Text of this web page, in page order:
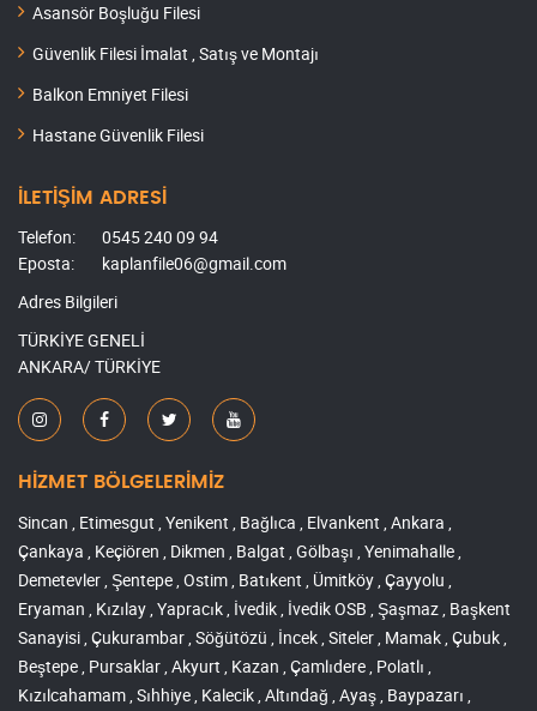
Asansör Boşluğu Filesi
Güvenlik Filesi İmalat , Satış ve Montajı
Balkon Emniyet Filesi
Hastane Güvenlik Filesi
İLETİŞİM ADRESİ
Telefon:
0545 240 09 94
Eposta:
kaplanfile06@gmail.com
Adres Bilgileri
TÜRKİYE GENELİ
ANKARA/ TÜRKİYE
HİZMET BÖLGELERİMİZ
Sincan , Etimesgut , Yenikent , Bağlıca , Elvankent , Ankara ,
Çankaya , Keçiören , Dikmen , Balgat , Gölbaşı , Yenimahalle ,
Demetevler , Şentepe , Ostim , Batıkent , Ümitköy , Çayyolu ,
Eryaman , Kızılay , Yapracık , İvedik , İvedik OSB , Şaşmaz , Başkent
Sanayisi , Çukurambar , Söğütözü , İncek , Siteler , Mamak , Çubuk ,
Beştepe , Pursaklar , Akyurt , Kazan , Çamlıdere , Polatlı ,
Kızılcahamam , Sıhhiye , Kalecik , Altındağ , Ayaş , Baypazarı ,